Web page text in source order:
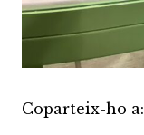
Coparteix-ho a: